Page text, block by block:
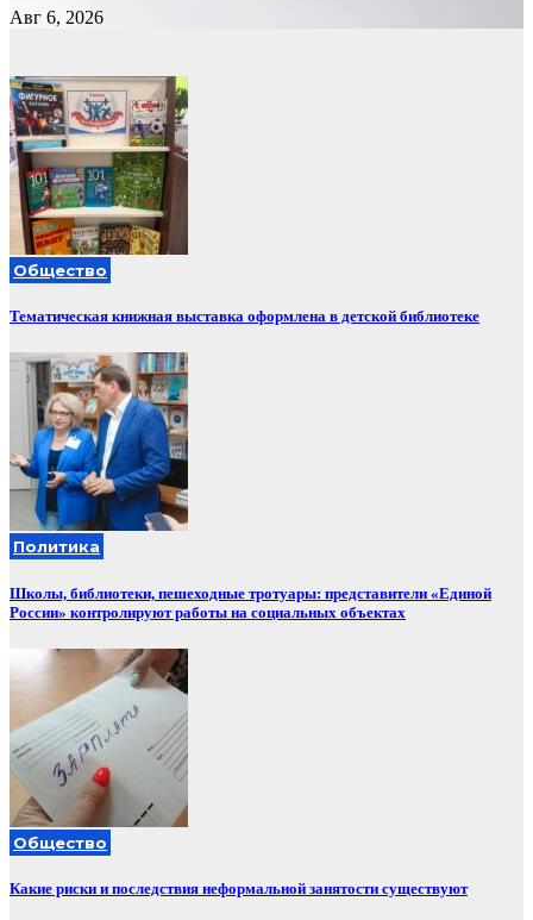
Авг 6, 2026
Общество
Тематическая книжная выставка оформлена в детской библиотеке
Политика
Школы, библиотеки, пешеходные тротуары: представители «Единой
России» контролируют работы на социальных объектах
Общество
Какие риски и последствия неформальной занятости существуют